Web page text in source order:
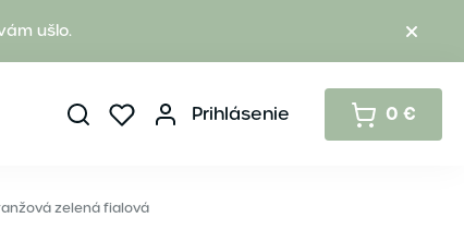
ušlo.
Prihlásenie 0 €
zelená fialová